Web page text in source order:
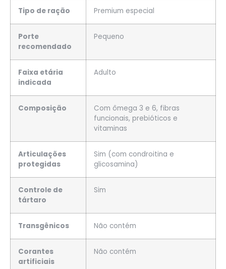
Tipo de ração Premium especial
Porte
recomendado
Pequeno
Faixa etária
indicada
Adulto
Composição
Com ômega 3 e 6, fibras
funcionais, prebióticos e
vitaminas
Articulações
protegidas
Sim (com condroitina e
glicosamina)
Controle de
tártaro
Sim
Transgênicos Não contém
Corantes
artificiais
Não contém